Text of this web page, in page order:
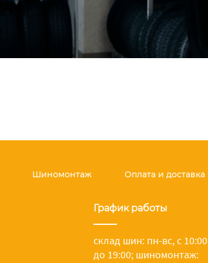
Шиномонтаж Оплата и доставка
График работы
склад шин: пн-вс, с 10:00
до 19:00; шиномонтаж: